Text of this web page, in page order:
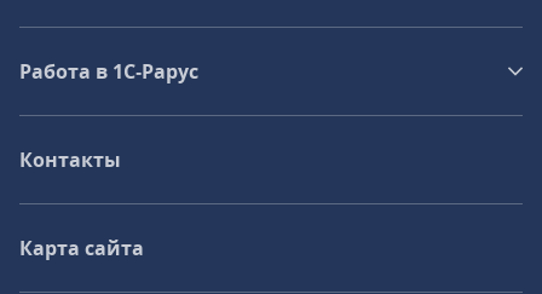
Работа в 1С‑Рарус
Контакты
Карта сайта